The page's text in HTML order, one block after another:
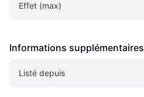
Effet (max)
Informations supplémentaires
Listé depuis